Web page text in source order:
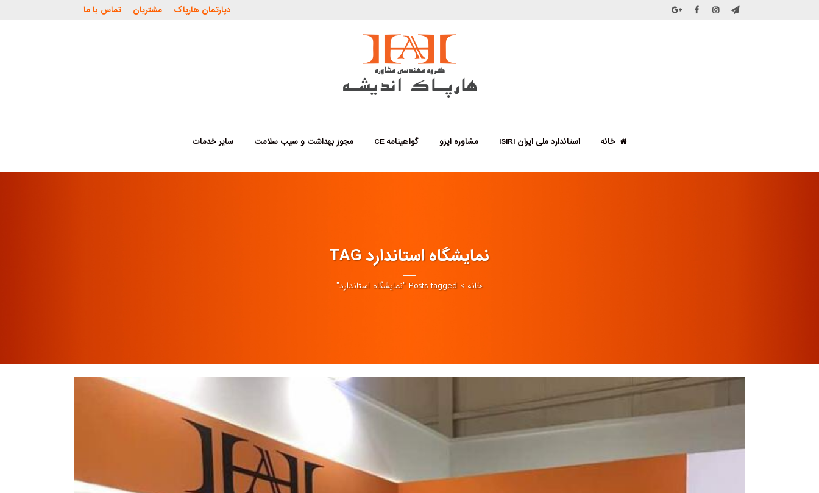
دپارتمان هارپاک مشتریان تماس با ما
خانه استاندارد ملی ایران ISIRI مشاوره ایزو گواهینامه CE مجوز بهداشت و سیب سلامت سایر خدمات
نمایشگاه استاندارد TAG
خانه >Posts tagged "نمایشگاه استاندارد"